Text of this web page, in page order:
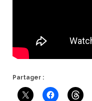
Partager :